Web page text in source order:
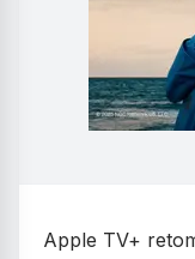
Apple TV+